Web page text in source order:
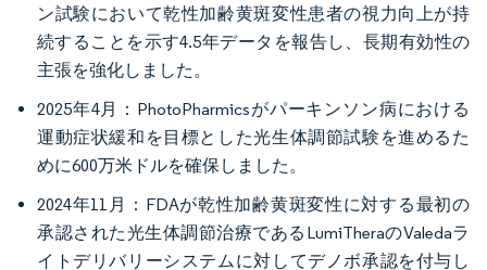
ン試験において乾性加齢黄斑変性患者の視力向上が持
続することを示す4.5年データを報告し、長期有効性の
主張を強化しました。
2025年4月：PhotoPharmicsがパーキンソン病における
運動症状緩和を目標とした光生体調節試験を進めるた
めに600万米ドルを確保しました。
2024年11月：FDAが乾性加齢黄斑変性に対する最初の
承認された光生体調節治療であるLumiTheraのValedaラ
イトデリバリーシステムに対してデノボ承認を付与し